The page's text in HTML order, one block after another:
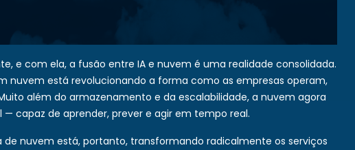
e com ela, a fusão entre IA e nuvem é uma realidade consolidada.
nuvem está revolucionando a forma como as empresas operam,
além do armazenamento e da escalabilidade, a nuvem agora
capaz de aprender, prever e agir em tempo real.
de nuvem está, portanto, transformando radicalmente os serviços